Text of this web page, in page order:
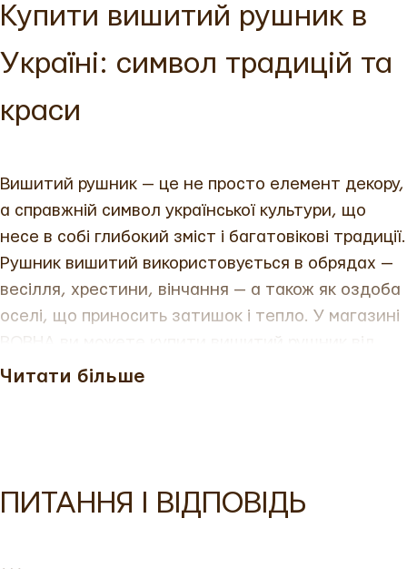
Купити вишитий рушник в
Україні: символ традицій та
краси
Вишитий рушник — це не просто елемент декору,
а справжній символ української культури, що
несе в собі глибокий зміст і багатовікові традиції.
Рушник вишитий використовується в обрядах —
весілля, хрестини, вінчання — а також як оздоба
оселі, що приносить затишок і тепло. У магазині
ВОВНА ви можете купити вишитий рушник від
виробника, виготовлений з натуральних
спадщини. Рушник вишитий купитиможна з
Читати більше
ПИТАННЯ І ВІДПОВІДЬ